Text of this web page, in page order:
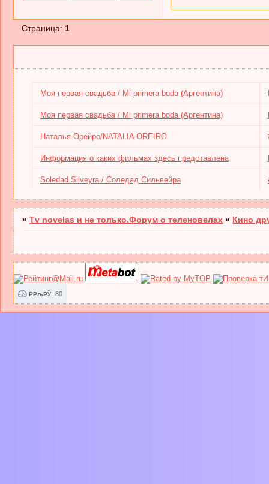
Страница: 1
Моя первая свадьба / Mi primera boda (Аргентина)
Моя первая свадьба / Mi primera boda (Аргентина)
Наталья Орейро/NATALIA OREIRO
Информация о каких фильмах здесь представлена
Soledad Silveyra / Соледад Сильвейра
»Tv novelas и не только.Форум о теленовелах » Кино
РРљРЎ 80